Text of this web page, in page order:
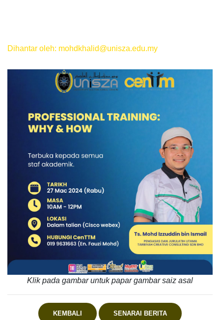
Dihantar oleh: mohdkhalid@unisza.edu.my
Klik pada gambar untuk papar gambar saiz asal
KEMBALI SENARAI BERITA